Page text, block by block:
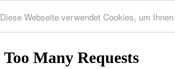
Diese Webseite verwendet Cookies, um